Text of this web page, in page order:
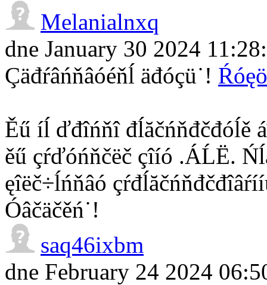
Melanialnxq
dne January 30 2024
Çäđŕâńňâóéňĺ äđóçü˙!
Ěű íĺ ďđîńňî đĺăčńňđčđóĺě
ěű çŕďóńňčëč çîíó .ÁĹË.
ęîëč÷ĺńňâó
Óâčäčěń˙!
saq46ixbm
dne February 24 2024